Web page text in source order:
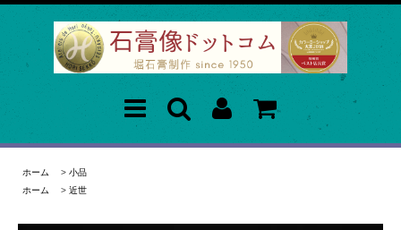
ホーム > 小品
ホーム
> 近世